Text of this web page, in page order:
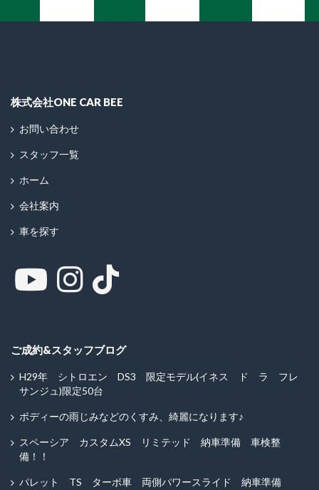
株式会社ONE CAR BEE
お問い合わせ
スタッフ一覧
ホーム
会社案内
車を探す
ご成約&スタッフブログ
H29年 シトロエン DS3 限定モデル(イネス ド ラ フレ
サンジュ)限定50台
ボディーの雨じみなどのくすみ、綺麗になります♪
スペーシア カスタムXS リミテッド 納車準備 車検整
備！！
パレット TS ターボ車 両側パワースライド 納車準備